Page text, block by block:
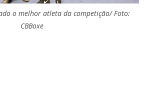
o melhor atleta da competição/ Foto:
CBBoxe